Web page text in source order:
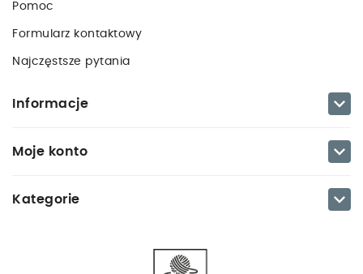
Pomoc
Formularz kontaktowy
Najczęstsze pytania
Informacje 
Moje konto 
Kategorie 